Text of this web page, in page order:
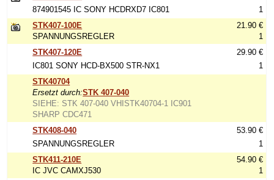
874901545 IC SONY HCDRXD7 IC801
1
STK407-100E
SPANNUNGSREGLER
21.90 €
1
STK407-120E
IC801 SONY HCD-BX500 STR-NX1
29.90 €
1
STK40704
Ersetzt durch:STK 407-040
SIEHE: STK 407-040 VHISTK40704-1 IC901
SHARP CDC471
STK408-040
SPANNUNGSREGLER
53.90 €
1
STK411-210E
IC JVC CAMXJ530
54.90 €
1